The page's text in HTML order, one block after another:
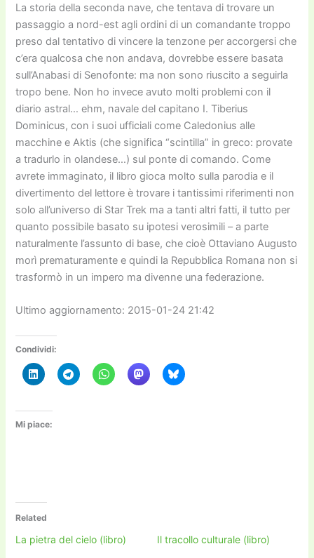
La storia della seconda nave, che tentava di trovare un
passaggio a nord-est agli ordini di un comandante troppo
preso dal tentativo di vincere la tenzone per accorgersi che
c’era qualcosa che non andava, dovrebbe essere basata
sull’Anabasi di Senofonte: ma non sono riuscito a seguirla
tropo bene. Non ho invece avuto molti problemi con il
diario astral… ehm, navale del capitano I. Tiberius
Dominicus, con i suoi ufficiali come Caledonius alle
macchine e Aktis (che significa “scintilla” in greco: provate
a tradurlo in olandese…) sul ponte di comando. Come
avrete immaginato, il libro gioca molto sulla parodia e il
divertimento del lettore è trovare i tantissimi riferimenti non
solo all’universo di Star Trek ma a tanti altri fatti, il tutto per
quanto possibile basato su ipotesi verosimili – a parte
naturalmente l’assunto di base, che cioè Ottaviano Augusto
morì prematuramente e quindi la Repubblica Romana non si
trasformò in un impero ma divenne una federazione.
Ultimo aggiornamento: 2015-01-24 21:42
Condividi:
Mi piace:
Related
La pietra del cielo (libro)
Il tracollo culturale (libro)